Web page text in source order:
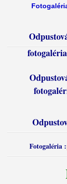
Fotogaléria :